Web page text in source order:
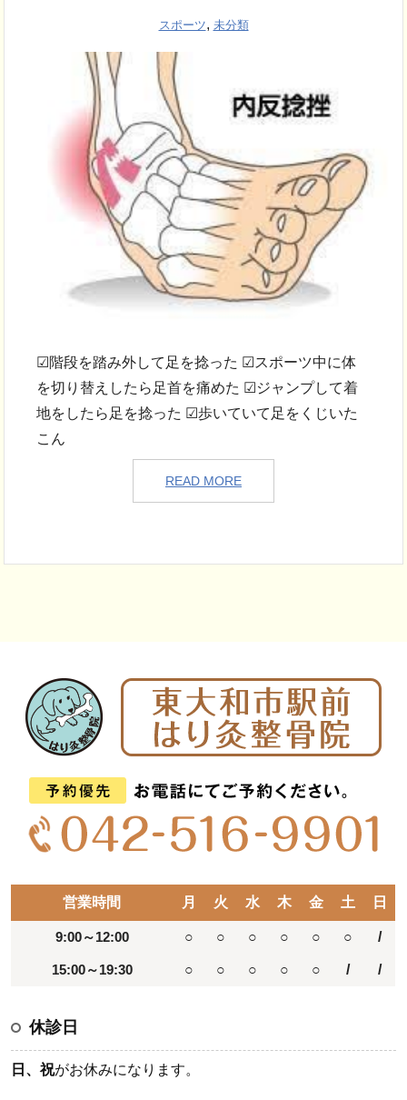
スポーツ, 未分類
☑階段を踏み外して足を捻った ☑スポーツ中に体
を切り替えしたら足首を痛めた ☑ジャンプして着
地をしたら足を捻った ☑歩いていて足をくじいた
こん
READ MORE
営業時間 月 火 水 木 金 土 日
9:00～12:00 ○ ○ ○ ○ ○ ○ /
15:00～19:30 ○ ○ ○ ○ ○ / /
休診日
日、祝がお休みになります。